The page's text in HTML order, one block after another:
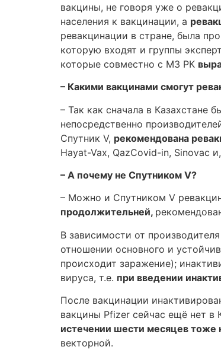
вакцины, не говоря уже о
населения к вакцинации, а
ревакцинации в стране, была
которую входят и группы
которые совместно с МЗ РК
– Какими вакцинами смогут
– Так как сначала в Казахстане
непосредственно
Спутник V, рекомендована
Hayat-Vax, QazCovid-in, Sinovac
– А почему не Спутником V?
– Можно и Спутником V
продолжительней,
В зависимости от
отношении основного и
происходит заражение);
вируса, т.е. при введении
После вакцинации
вакцины Pfizer сейчас ещё нет в
истечении шести месяцев тоже
векторной.